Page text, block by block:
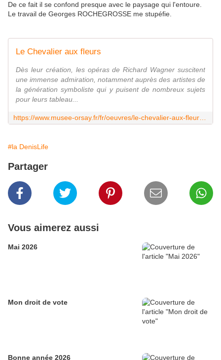
De ce fait il se confond presque avec le paysage qui l'entoure.
Le travail de Georges ROCHEGROSSE me stupéfie.
Le Chevalier aux fleurs
Dès leur création, les opéras de Richard Wagner suscitent
une immense admiration, notamment auprès des artistes de
la génération symboliste qui y puisent de nombreux sujets
pour leurs tableau...
#la DenisLife
Partager
Vous aimerez aussi
Mai 2026
Mon droit de vote
Bonne année 2026